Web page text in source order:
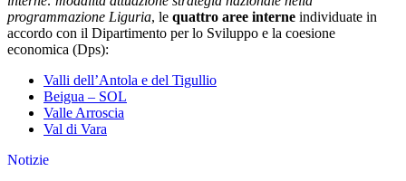
programmazione Liguria, le quattro aree interne individuate in
accordo con il Dipartimento per lo Sviluppo e la coesione
economica (Dps):
Valli dell’Antola e del Tigullio
Beigua – SOL
Valle Arroscia
Val di Vara
Notizie